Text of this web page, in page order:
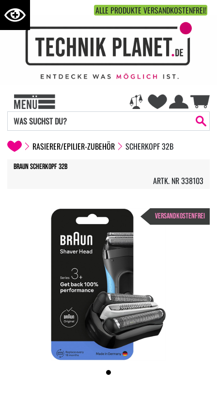
ALLE PRODUKTE VERSANDKOSTENFREI!
RASIERER/EPILIER-ZUBEHÖR SCHERKOPF 32B
Braun Scherkopf 32B
ARTK. NR 338103
VERSANDKOSTENFREI